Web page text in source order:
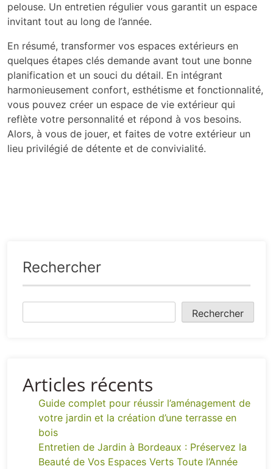
pelouse. Un entretien régulier vous garantit un espace
invitant tout au long de l’année.
En résumé, transformer vos espaces extérieurs en
quelques étapes clés demande avant tout une bonne
planification et un souci du détail. En intégrant
harmonieusement confort, esthétisme et fonctionnalité,
vous pouvez créer un espace de vie extérieur qui
reflète votre personnalité et répond à vos besoins.
Alors, à vous de jouer, et faites de votre extérieur un
lieu privilégié de détente et de convivialité.
Rechercher
Rechercher
Articles récents
Guide complet pour réussir l’aménagement de
votre jardin et la création d’une terrasse en
bois
Entretien de Jardin à Bordeaux : Préservez la
Beauté de Vos Espaces Verts Toute l’Année